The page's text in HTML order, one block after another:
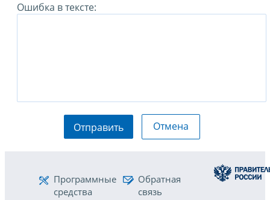
Ошибка в тексте:
Отправить Отмена
Программные
средства
Обратная
связь